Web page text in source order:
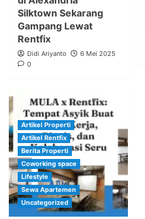
Silktown Sekarang
Gampang Lewat
Rentfix
Didi Ariyanto
6 Mei 2025
0
Artikel Properti
Artikel Rentfix
Berita Properti
Coworking space
Lifestyle
Sewa Apartemen
Uncategorized